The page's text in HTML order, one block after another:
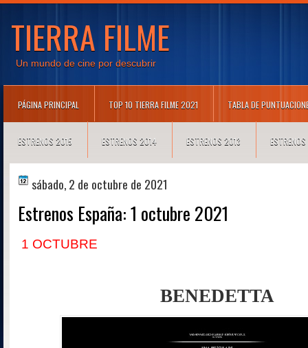
TIERRA FILME
Un mundo de cine por descubrir
PÁGINA PRINCIPAL TOP 10 TIERRA FILME 2021 TABLA DE
ESTRENOS 2015 ESTRENOS 2014 ESTRENOS 2013
sábado, 2 de octubre de 2021
Estrenos España: 1 octubre 2021
1 OCTUBRE
BENEDETTA